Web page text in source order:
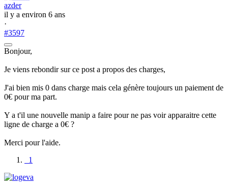
azder
il y a environ 6 ans
·
#3597
Bonjour,
Je viens rebondir sur ce post a propos des charges,
J'ai bien mis 0 dans charge mais cela génère toujours un paiement de
0€ pour ma part.
Y a t'il une nouvelle manip a faire pour ne pas voir apparaitre cette
ligne de charge a 0€ ?
Merci pour l'aide.
1